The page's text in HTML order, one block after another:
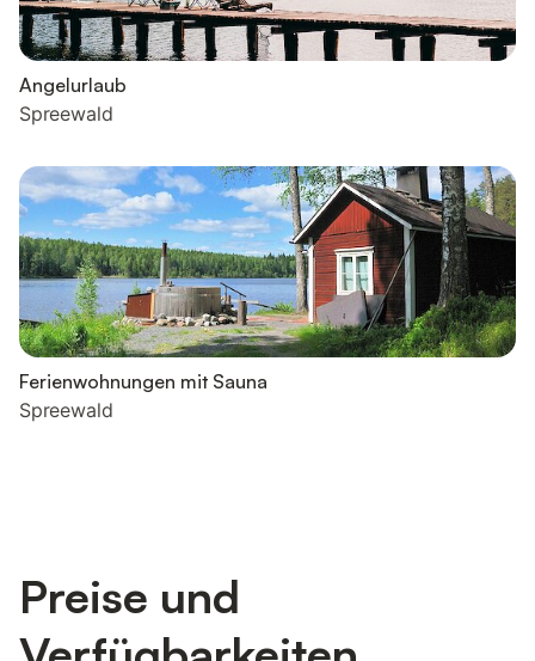
Angelurlaub
Spreewald
Ferienwohnungen mit Sauna
Spreewald
Preise und